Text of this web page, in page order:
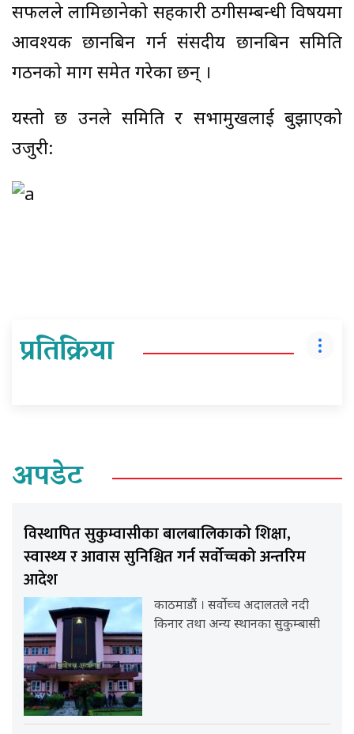
सफलले लामिछानेको सहकारी ठगीसम्बन्धी विषयमा
आवश्यक छानबिन गर्न संसदीय छानबिन समिति
गठनको माग समेत गरेका छन् ।
यस्तो छ उनले समिति र सभामुखलाई बुझाएको
उजुरी:
प्रतिक्रिया
अपडेट
विस्थापित सुकुम्वासीका बालबालिकाको शिक्षा,
स्वास्थ्य र आवास सुनिश्चित गर्न सर्वोच्चको अन्तरिम
आदेश
काठमाडौं । सर्वोच्च अदालतले नदी
किनार तथा अन्य स्थानका सुकुम्बासी